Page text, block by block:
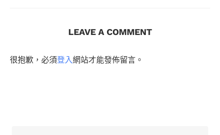
LEAVE A COMMENT
很抱歉，必須登入網站才能發佈留言。